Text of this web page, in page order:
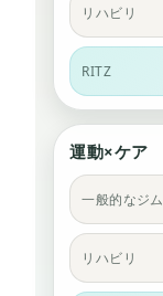
リハビリ
RITZ
運動×ケア
一般的なジム
リハビリ